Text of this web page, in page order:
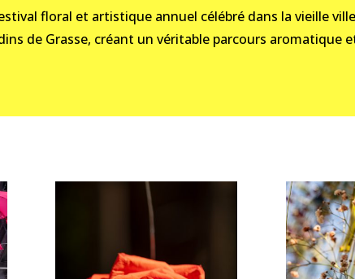
floral et artistique annuel célébré dans la vieille
de Grasse, créant un véritable parcours aromatique